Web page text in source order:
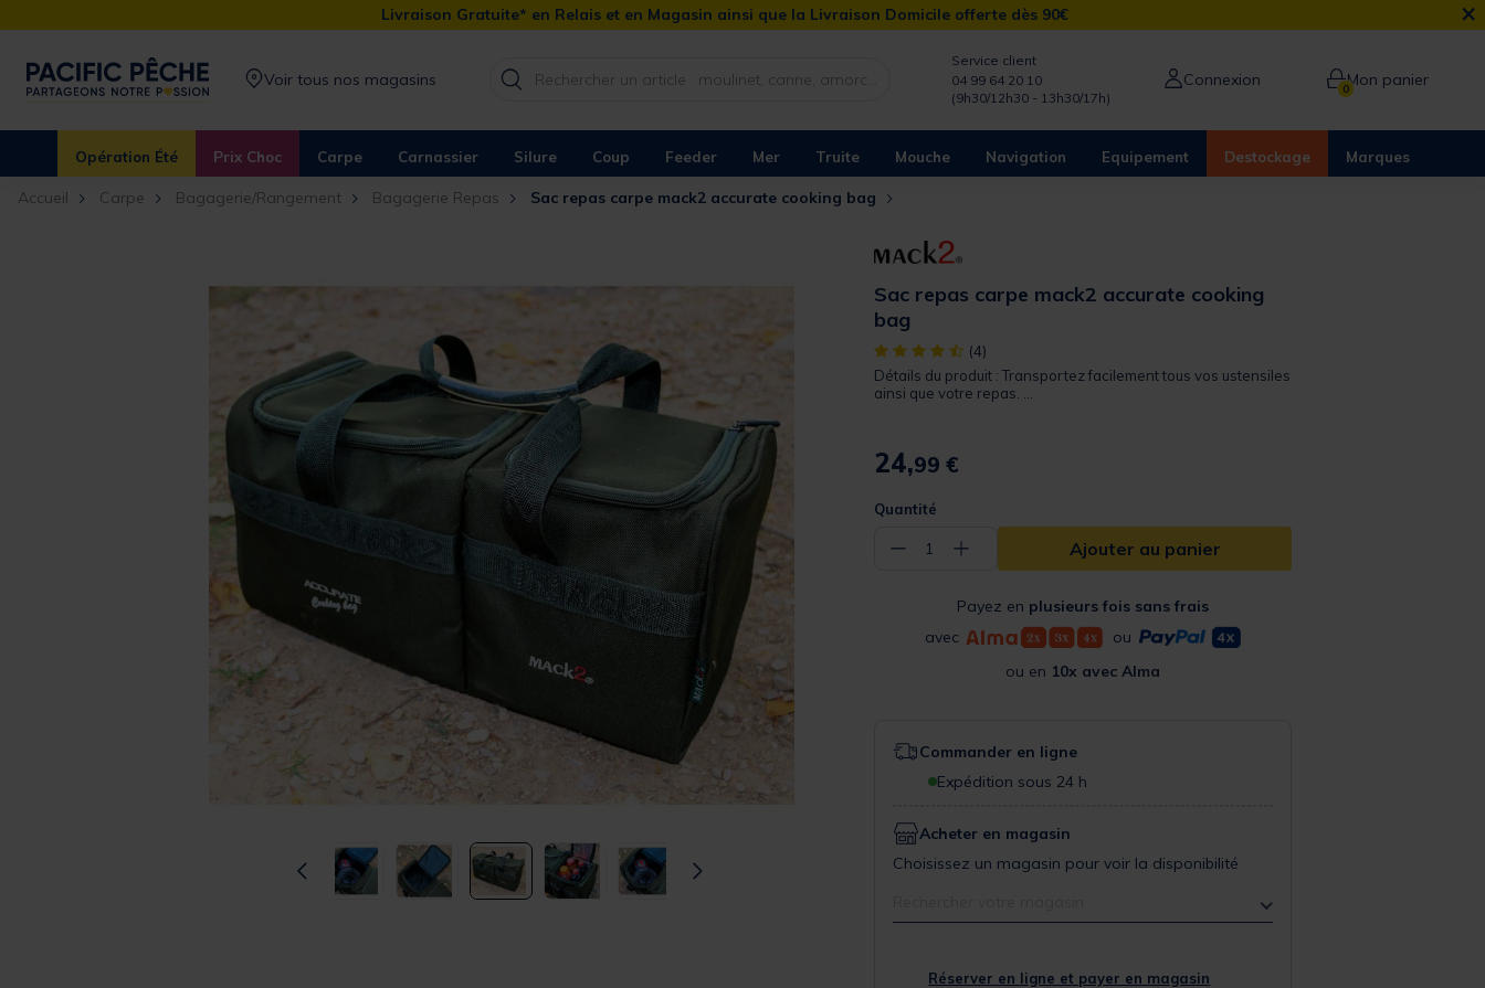
Livraison Gratuite* en Relais et en Magasin ainsi que la Livraison Domicile offerte dès 90€ ×
Voir tous nos magasins
Service client
04 99 64 20 10
(9h30/12h30 - 13h30/17h)
Connexion 0Mon panier
Opération Été Prix Choc Carpe Carnassier Silure Coup Feeder Mer Truite Mouche Navigation Equipement Destockage Marques
Accueil Carpe Bagagerie/Rangement Bagagerie Repas Sac repas carpe mack2 accurate cooking bag
Sac repas carpe mack2 accurate cooking
bag
[object Object] out of 5 Customer Rating
(4)
Détails du produit : Transportez facilement tous vos ustensiles
ainsi que votre repas. ...
24,99 €
Quantité
− 1 + Ajouter au panier
Payez en plusieurs fois sans frais
avec
ou
ou en 10x avec Alma
Commander en ligne
Expédition sous 24 h
Acheter en magasin
Choisissez un magasin pour voir la disponibilité
Réserver en ligne et payer en magasin